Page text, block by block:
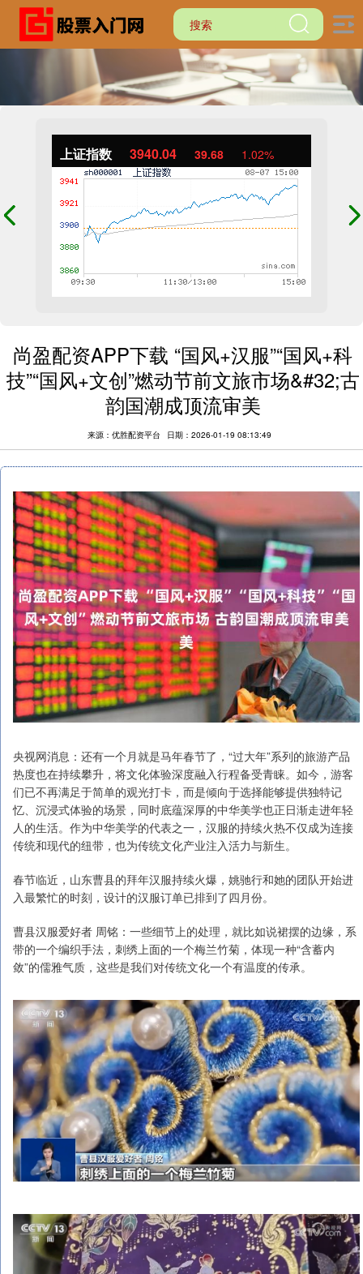
上证指数 3940.04 39.68 1.02%
尚盈配资APP下载 “国风+汉服”“国风+科
技”“国风+文创”燃动节前文旅市场&#32;古
韵国潮成顶流审美
来源：优胜配资平台 日期：2026-01-19 08:13:49
央视网消息：还有一个月就是马年春节了，“过大年”系列的旅游产品
热度也在持续攀升，将文化体验深度融入行程备受青睐。如今，游客
们已不再满足于简单的观光打卡，而是倾向于选择能够提供独特记
忆、沉浸式体验的场景，同时底蕴深厚的中华美学也正日渐走进年轻
人的生活。作为中华美学的代表之一，汉服的持续火热不仅成为连接
传统和现代的纽带，也为传统文化产业注入活力与新生。
春节临近，山东曹县的拜年汉服持续火爆，姚驰行和她的团队开始进
入最繁忙的时刻，设计的汉服订单已排到了四月份。
曹县汉服爱好者 周铭：一些细节上的处理，就比如说裙摆的边缘，系
带的一个编织手法，刺绣上面的一个梅兰竹菊，体现一种“含蓄内
敛”的儒雅气质，这些是我们对传统文化一个有温度的传承。